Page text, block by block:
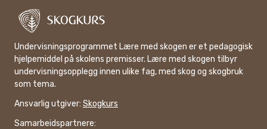
Undervisningsprogrammet Lære med skogen er et pedagogisk
hjelpemiddel på skolens premisser. Lære med skogen tilbyr
undervisningsopplegg innen ulike fag, med skog og skogbruk
som tema.
Ansvarlig utgiver: Skogkurs
Samarbeidspartnere: